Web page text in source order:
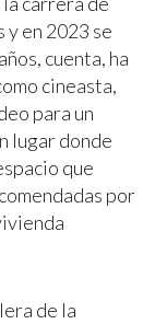
en 2023 se
cuenta, ha
cineasta,
para un
lugar donde
que
por
de la